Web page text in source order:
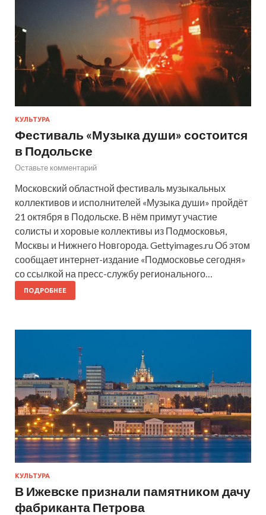
КУЛЬТУРА
Фестиваль «Музыка души» состоится
в Подольске
Оставьте комментарий
Московский областной фестиваль музыкальных
коллективов и исполнителей «Музыка души» пройдёт
21 октября в Подольске. В нём примут участие
солисты и хоровые коллективы из Подмосковья,
Москвы и Нижнего Новгорода. Gettyimages.ru Об этом
сообщает интернет-издание «Подмосковье сегодня»
со ссылкой на пресс-службу регионального…
ПОДРОБНЕЕ
КУЛЬТУРА
В Ижевске признали памятником дачу
фабриканта Петрова